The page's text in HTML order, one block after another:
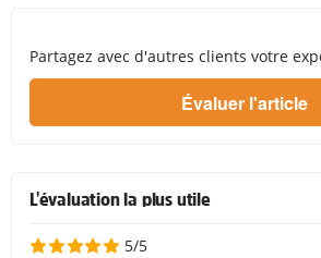
Partagez avec d'autres clients votre
L'évaluation la plus utile
5/5